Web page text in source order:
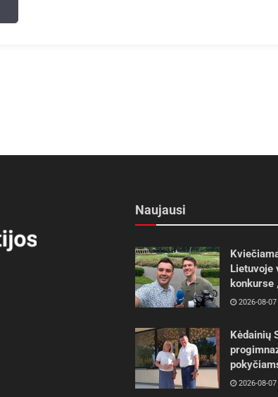
Naujausi
Lietuvoje
konkurse
2026-08-07
Kėdainių
2026-08-07